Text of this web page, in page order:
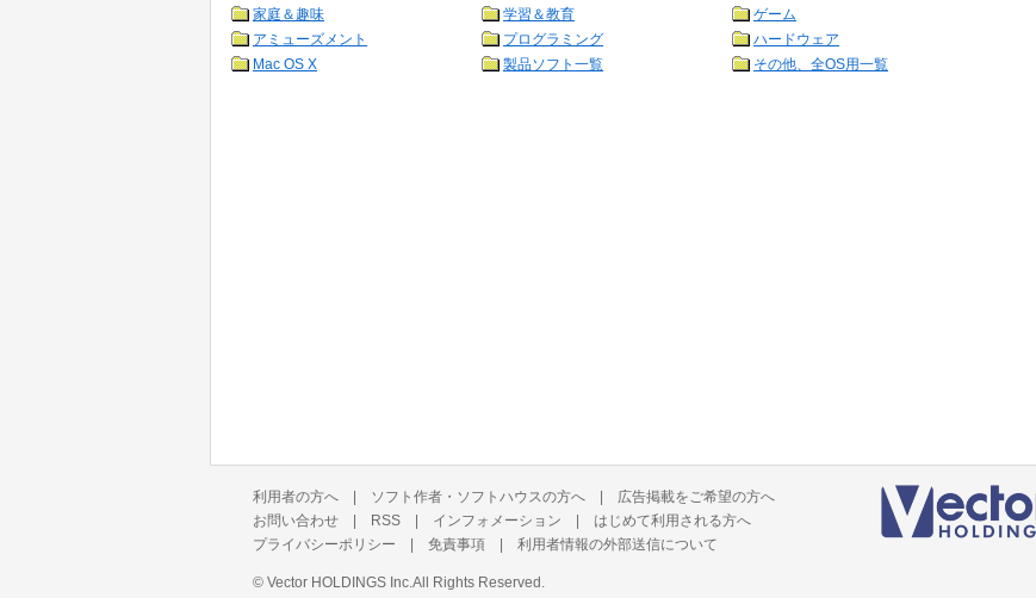
家庭＆趣味
学習＆教育
ゲーム
アミューズメント
プログラミング
ハードウェア
Mac OS X
製品ソフト一覧 その他、全OS用一覧
利用者の方へ | ソフト作者・ソフトハウスの方へ | 広告掲載をご希望の方へ
お問い合わせ | RSS | インフォメーション | はじめて利用される方へ
プライバシーポリシー | 免責事項 | 利用者情報の外部送信について
© Vector HOLDINGS Inc. All Rights Reserved.